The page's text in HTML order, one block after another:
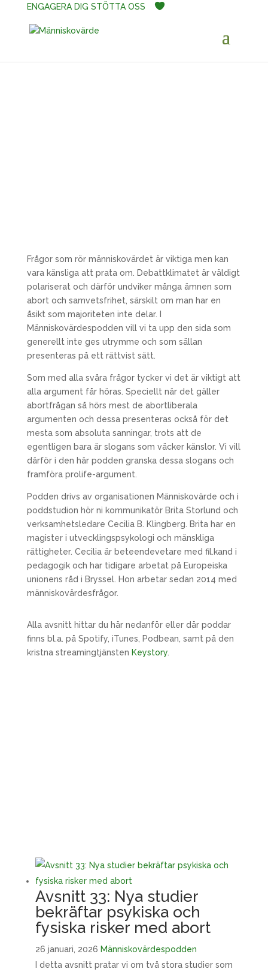
ENGAGERA DIG STÖTTA OSS
​Frågor som rör människovärdet är viktiga men kan
vara känsliga att prata om. Debattklimatet är väldigt
polariserat och därför undviker många ämnen som
abort och samvetsfrihet, särskilt om man har en
åsikt som majoriteten inte delar. I
Människovärdespodden vill vi ta upp den sida som
generellt inte ges utrymme och som sällan
presenteras på ett rättvist sätt.
Som med alla svåra frågor tycker vi det är viktigt att
alla argument får höras. Speciellt när det gäller
abortfrågan så hörs mest de abortliberala
argumenten och dessa presenteras också för det
mesta som absoluta sanningar, trots att de
egentligen bara är slogans som väcker känslor. Vi vill
därför i den här podden granska dessa slogans och
framföra prolife-argument.
Podden drivs av organisationen Människovärde och i
poddstudion hör ni kommunikatör Brita Storlund och
verksamhetsledare Cecilia B. Klingberg. Brita har en
magister i utvecklingspsykologi och mänskliga
rättigheter. Cecilia är beteendevetare med fil.kand i
pedagogik och har tidigare arbetat på Europeiska
unionens råd i Bryssel. Hon arbetar sedan 2014 med
människovärdesfrågor.
Alla avsnitt hittar du här nedanför eller där poddar
finns bl.a. på Spotify, iTunes, Podbean, samt på den
kristna streamingtjänsten Keystory.
Avsnitt 33: Nya studier
bekräftar psykiska och
fysiska risker med abort
26 januari, 2026 Människovärdespodden
I detta avsnitt pratar vi om två stora studier som